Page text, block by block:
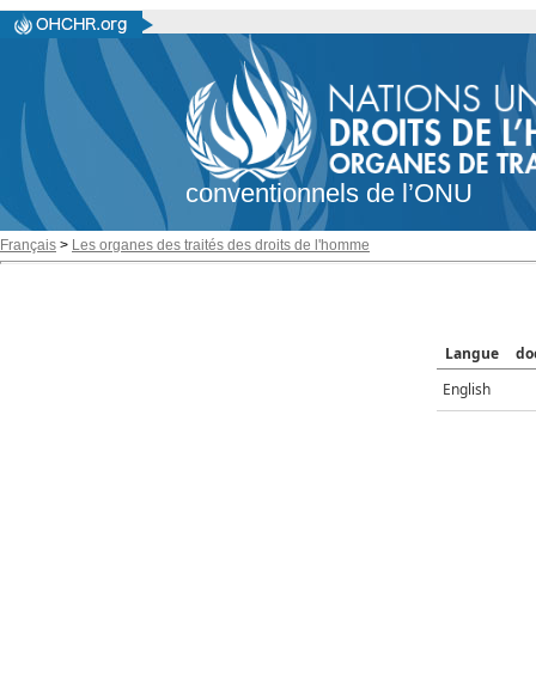
conventionnels de l’ONU
Français > Les organes des traités des droits de l'homme
Langue
English